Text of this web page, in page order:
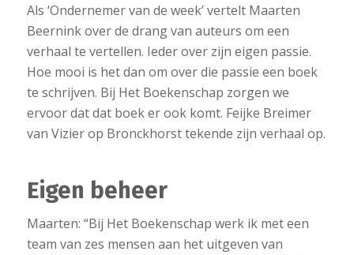
Als ‘Ondernemer van de week’ vertelt Maarten
Beernink over de drang van auteurs om een
verhaal te vertellen. Ieder over zijn eigen passie.
Hoe mooi is het dan om over die passie een boek
te schrijven. Bij Het Boekenschap zorgen we
ervoor dat dat boek er ook komt. Feijke Breimer
van Vizier op Bronckhorst tekende zijn verhaal op.
Eigen beheer
Maarten: “Bij Het Boekenschap werk ik met een
team van zes mensen aan het uitgeven van